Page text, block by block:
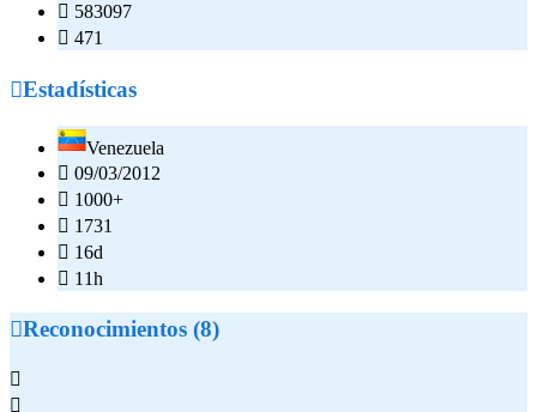
 583097
 471
Estadísticas
Venezuela
 09/03/2012
 1000+
 1731
 16d
 11h
Reconocimientos (8)

